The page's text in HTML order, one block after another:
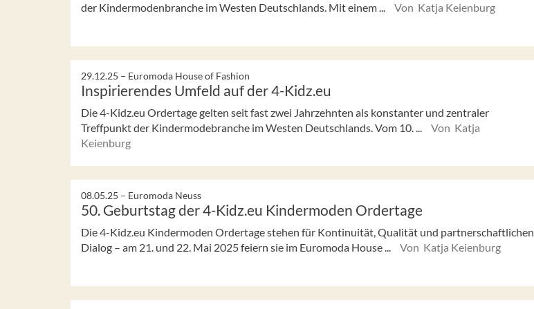
der Kindermodenbranche im Westen Deutschlands. Mit einem ... Von Katja Keienburg
29.12.25 – Euromoda House of Fashion
Inspirierendes Umfeld auf der 4-Kidz.eu
Die 4-Kidz.eu Ordertage gelten seit fast zwei Jahrzehnten als konstanter und zentraler
Treffpunkt der Kindermodebranche im Westen Deutschlands. Vom 10. ...
Von Katja
Keienburg
08.05.25 – Euromoda Neuss
50. Geburtstag der 4-Kidz.eu Kindermoden Ordertage
Die 4-Kidz.eu Kindermoden Ordertage stehen für Kontinuität, Qualität und partnerschaftlichen
Dialog – am 21. und 22. Mai 2025 feiern sie im Euromoda House ...
Von Katja Keienburg